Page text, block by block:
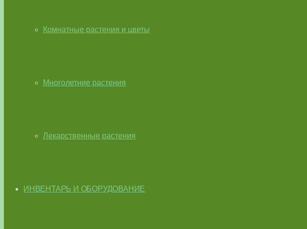
Комнатные растения и цветы
Многолетние растения
Лекарственные растения
ИНВЕНТАРЬ И ОБОРУДОВАНИЕ